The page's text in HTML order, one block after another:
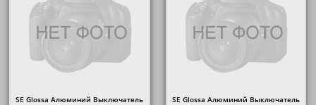
SE Glossa Алюминий Выключатель
SE Glossa Алюминий Выключатель